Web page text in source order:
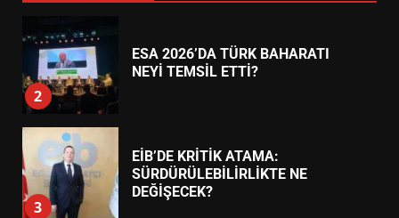
2
ESA 2026’DA TÜRK BAHARATI
NEYİ TEMSİL ETTİ?
3
EİB’DE KRİTİK ATAMA:
SÜRDÜRÜLEBİLİRLİKTE NE
DEĞİŞECEK?